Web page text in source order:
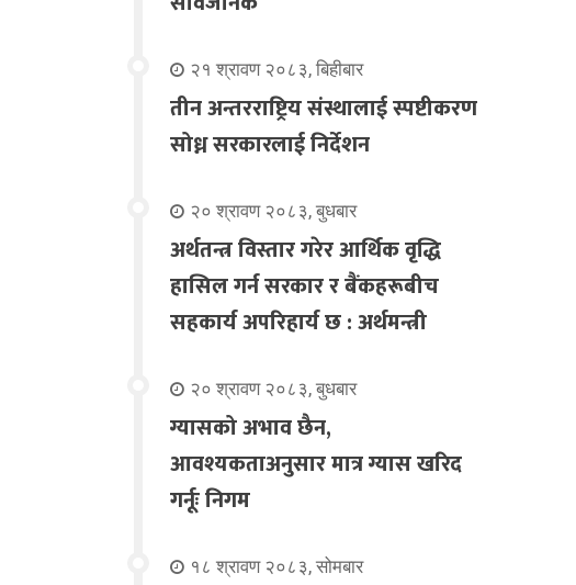
२१ श्रावण २०८३, बिहीबार
तीन अन्तरराष्ट्रिय संस्थालाई स्पष्टीकरण
सोध्न सरकारलाई निर्देशन
२० श्रावण २०८३, बुधबार
अर्थतन्त्र विस्तार गरेर आर्थिक वृद्धि
हासिल गर्न सरकार र बैंकहरूबीच
सहकार्य अपरिहार्य छ : अर्थमन्त्री
२० श्रावण २०८३, बुधबार
ग्यासको अभाव छैन,
आवश्यकताअनुसार मात्र ग्यास खरिद
गर्नूः निगम
१८ श्रावण २०८३, सोमबार